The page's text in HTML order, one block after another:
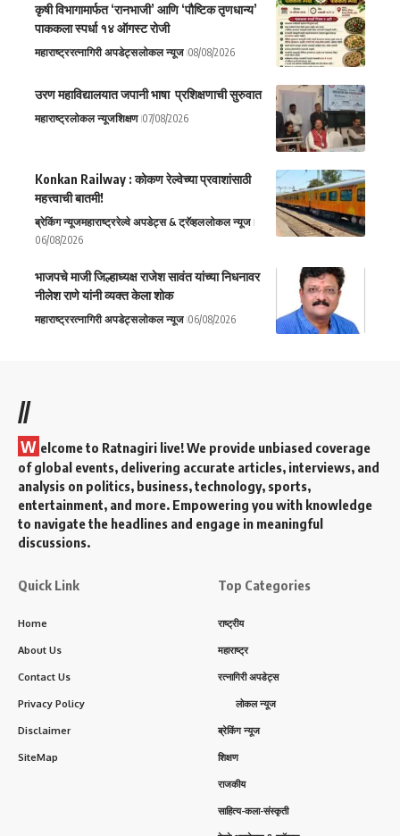
कृषी विभागामार्फत ‘रानभाजी’ आणि ‘पौष्टिक तृणधान्य’
पाककला स्पर्धा १४ ऑगस्ट रोजी
महाराष्ट्ररत्नागिरी अपडेट्सलोकल न्यूज 08/08/2026
उरण महाविद्यालयात जपानी भाषा प्रशिक्षणाची सुरुवात
महाराष्ट्रलोकल न्यूजशिक्षण 07/08/2026
Konkan Railway : कोकण रेल्वेच्या प्रवाशांसाठी
महत्त्वाची बातमी!
ब्रेकिंग न्यूजमहाराष्ट्ररेल्वे अपडेट्स & ट्रॅव्हललोकल न्यूज
06/08/2026
भाजपचे माजी जिल्हाध्यक्ष राजेश सावंत यांच्या निधनावर
नीलेश राणे यांनी व्यक्त केला शोक
महाराष्ट्ररत्नागिरी अपडेट्सलोकल न्यूज 06/08/2026
//
W elcome to Ratnagiri live! We provide unbiased coverage
of global events, delivering accurate articles, interviews, and
analysis on politics, business, technology, sports,
entertainment, and more. Empowering you with knowledge
to navigate the headlines and engage in meaningful
discussions.
Quick Link
Home
About Us
Contact Us
Privacy Policy
Disclaimer
SiteMap
Top Categories
राष्ट्रीय
महाराष्ट्र
रत्नागिरी अपडेट्स
लोकल न्यूज
ब्रेकिंग न्यूज
शिक्षण
राजकीय
साहित्य-कला-संस्कृती